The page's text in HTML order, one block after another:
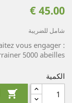
45.00 €
شامل للضريبة
vous engager :
5000 abeilles.
الكمية
